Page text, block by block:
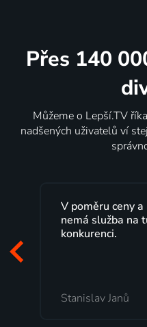
Přes 140
Můžeme o Lepší.TV
nadšených uživatelů ví
V poměru ceny
nemá služba na
konkurenci.
Stanislav Janů